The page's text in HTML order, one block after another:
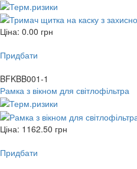
Ціна: 0.00 грн
Придбати
BFKBB001-1
Рамка з вікном для світлофільтра
Ціна: 1162.50 грн
Придбати